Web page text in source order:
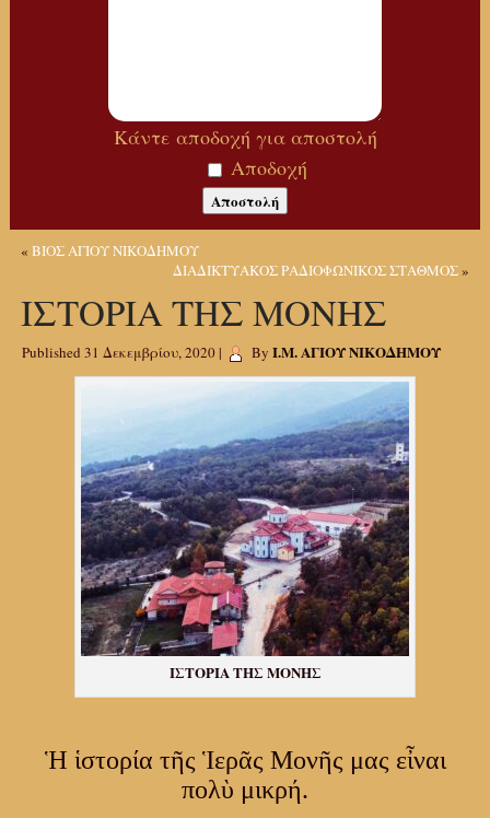
Κάντε αποδοχή για αποστολή
Αποδοχή
«ΒΙΟΣ ΑΓΙΟΥ ΝΙΚΟΔΗΜΟΥ
ΔΙΑΔΙΚΤΥΑΚΟΣ ΡΑΔΙΟΦΩΝΙΚΟΣ ΣΤΑΘΜΟΣ»
ΙΣΤΟΡΙΑ ΤΗΣ ΜΟΝΗΣ
Published 31 Δεκεμβρίου, 2020| By Ι.Μ. ΑΓΙΟΥ ΝΙΚΟΔΗΜΟΥ
ΙΣΤΟΡΙΑ ΤΗΣ ΜΟΝΗΣ
Ἡ ἱστορία τῆς Ἱερᾶς Μονῆς μας εἶναι
πολὺ μικρή.